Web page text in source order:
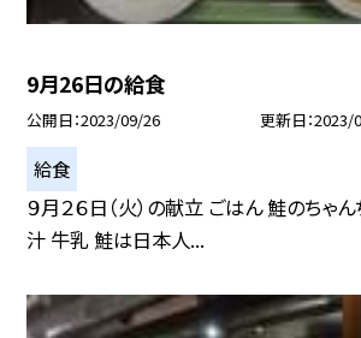
9月26日の給食
公開日 2023/09/26 更新日 2023/
給食
９月２６日（火）の献立 ごはん 鮭のちゃ
汁 牛乳 鮭は日本人...